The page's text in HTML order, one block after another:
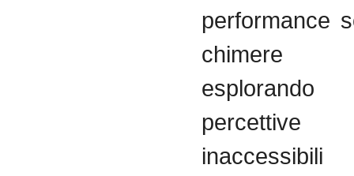
performance
chimere
esplorando
inaccessibili